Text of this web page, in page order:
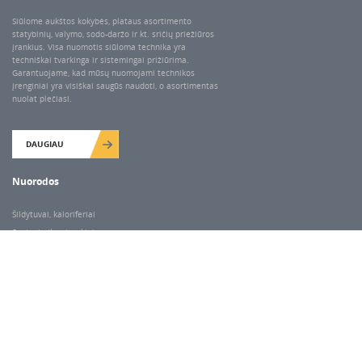
Siūlome aukštos kokybės, plataus asortimento
statybinių, valymo, sodo-daržo ir kt. sričių priežiūros
įrankius. Visa nuomotis siūloma technika yra
techniškai tvarkinga ir sistemingai prižiūrima.
Garantuojame, kad mūsų nuomojami technikos
įrenginiai yra visiškai saugūs naudoti, o asortimentas
nuolat plečiasi.
DAUGIAU
Nuorodos
Šildytuvai, kaloriferiai
Santechnikos įrankiai